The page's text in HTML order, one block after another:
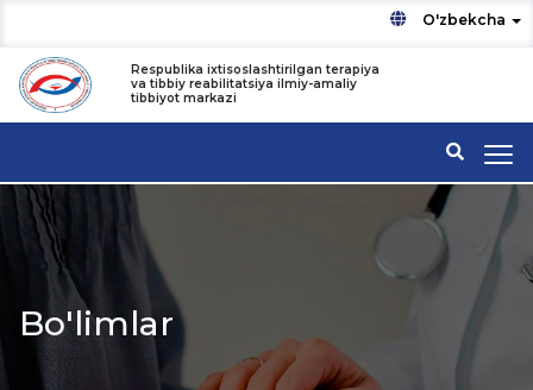
O'zbekcha
Respublika ixtisoslashtirilgan terapiya
va tibbiy reabilitatsiya ilmiy-amaliy
tibbiyot markazi
Bo'limlar